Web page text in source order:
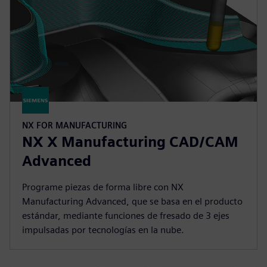
NX FOR MANUFACTURING
NX X Manufacturing CAD/CAM
Advanced
Programe piezas de forma libre con NX
Manufacturing Advanced, que se basa en el producto
estándar, mediante funciones de fresado de 3 ejes
impulsadas por tecnologías en la nube.